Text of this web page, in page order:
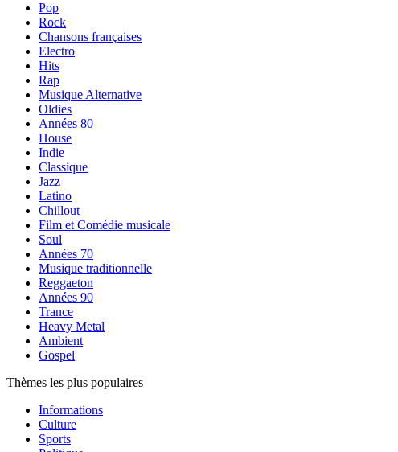
Pop
Rock
Chansons françaises
Electro
Hits
Rap
Musique Alternative
Oldies
Années 80
House
Indie
Classique
Jazz
Latino
Chillout
Film et Comédie musicale
Soul
Années 70
Musique traditionnelle
Reggaeton
Années 90
Trance
Heavy Metal
Ambient
Gospel
Thèmes les plus populaires
Informations
Culture
Sports